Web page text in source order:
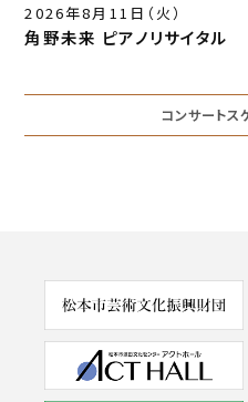
2026年8月11日（火）
角野未来 ピアノリサイタル
コンサートス